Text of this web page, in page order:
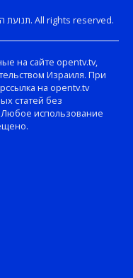
Copyright © Открытый телеканал. תנועת הערבות. All rights reserved.
на сайте opentv.tv,
Израиля. При
на opentv.tv
статей без
Любое использование